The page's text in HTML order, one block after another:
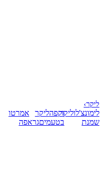
ליקר›
לימונצ'לוליקר
שמנת
וקפהליקר
בטעמיםגראפה
אמרטו